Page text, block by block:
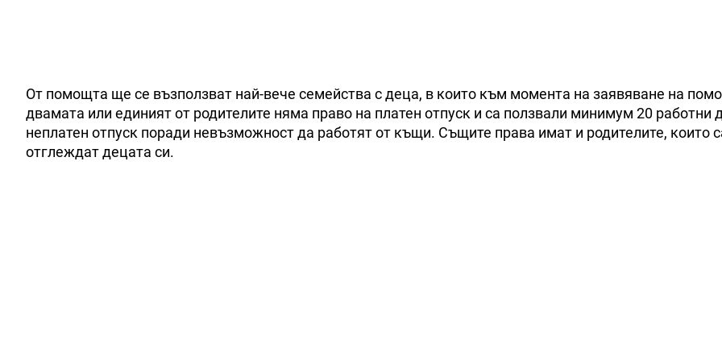
От помощта ще се възползват най-вече семейства с деца, в които към момента на заявяване на
двамата или единият от родителите няма право на платен отпуск и са ползвали минимум 20 работни
неплатен отпуск поради невъзможност да работят от къщи. Същите права имат и родителите, които
отглеждат децата си.